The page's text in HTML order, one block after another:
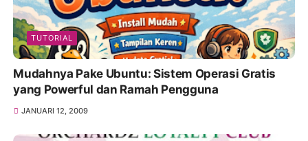
TUTORIAL
Mudahnya Pake Ubuntu: Sistem Operasi Gratis
yang Powerful dan Ramah Pengguna
JANUARI 12, 2009